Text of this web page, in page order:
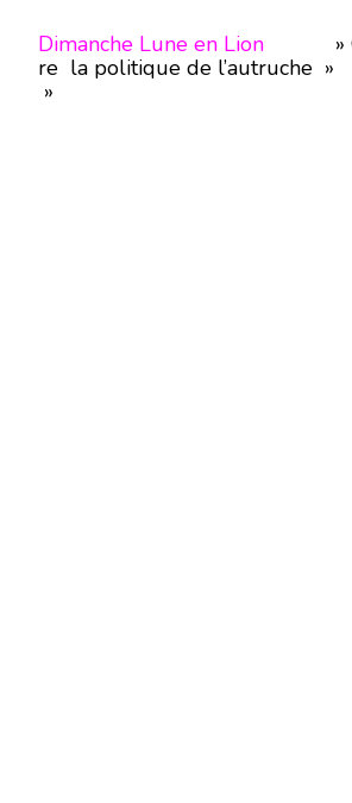
Dimanche Lune en Lion » On
re la politique de
»